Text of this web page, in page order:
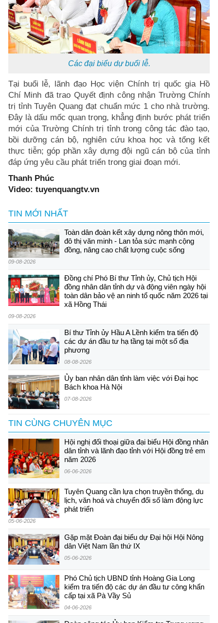
Các đại biểu dự buổi lễ.
Tại buổi lễ, lãnh đạo Học viện Chính trị quốc gia Hồ
Chí Minh đã trao Quyết định công nhận Trường Chính
trị tỉnh Tuyên Quang đạt chuẩn mức 1 cho nhà trường.
Đây là dấu mốc quan trọng, khẳng định bước phát triển
mới của Trường Chính trị tỉnh trong công tác đào tạo,
bồi dưỡng cán bộ, nghiên cứu khoa học và tổng kết
thực tiễn; góp phần xây dựng đội ngũ cán bộ của tỉnh
đáp ứng yêu cầu phát triển trong giai đoạn mới.
Thanh Phúc
Video: tuyenquangtv.vn
TIN MỚI NHẤT
Toàn dân đoàn kết xây dựng nông thôn mới,
đô thị văn minh - Lan tỏa sức mạnh cộng
đồng, nâng cao chất lượng cuộc sống
09-08-2026
Đồng chí Phó Bí thư Tỉnh ủy, Chủ tịch Hội
đồng nhân dân tỉnh dự và động viên ngày hội
toàn dân bảo vệ an ninh tổ quốc năm 2026 tại
xã Hồng Thái
09-08-2026
Bí thư Tỉnh ủy Hầu A Lềnh kiểm tra tiến độ
các dự án đầu tư hạ tầng tại một số địa
phương
08-08-2026
Ủy ban nhân dân tỉnh làm việc với Đại học
Bách khoa Hà Nội
07-08-2026
TIN CÙNG CHUYÊN MỤC
Hội nghị đối thoại giữa đại biểu Hội đồng nhân
dân tỉnh và lãnh đạo tỉnh với Hội đồng trẻ em
năm 2026
06-06-2026
Tuyên Quang cần lựa chọn truyền thống, du
lịch, văn hoá và chuyển đổi số làm động lực
phát triển
05-06-2026
Gặp mặt Đoàn đại biểu dự Đại hội Hội Nông
dân Việt Nam lần thứ IX
05-06-2026
Phó Chủ tịch UBND tỉnh Hoàng Gia Long
kiểm tra tiến độ các dự án đầu tư công khẩn
cấp tại xã Pà Vầy Sủ
04-06-2026